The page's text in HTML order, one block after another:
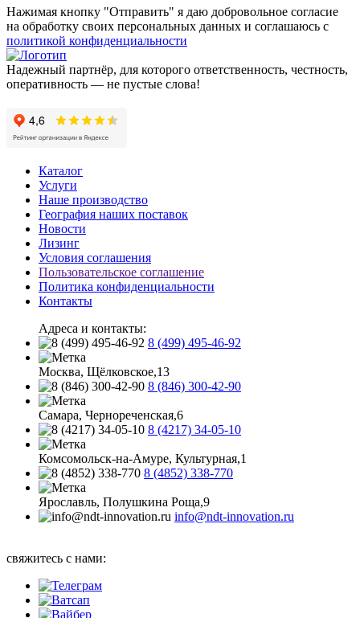
Нажимая кнопку "Отправить" я даю добровольное согласие
на обработку своих персональных данных и соглашаюсь с
политикой конфиденциальности
Надежный партнёр, для которого ответственность, честность,
оперативность — не пустые слова!
Каталог
Услуги
Наше производство
География наших поставок
Новости
Лизинг
Условия соглашения
Пользовательское соглашение
Политика конфиденциальности
Контакты
Адреса и контакты:
8 (499) 495-46-92
Москва, Щёлковское,13
8 (846) 300-42-90
Самара, Чернореченская,6
8 (4217) 34-05-10
Комсомольск-на-Амуре, Культурная,1
8 (4852) 338-770
Ярославль, Полушкина Роща,9
info@ndt-innovation.ru
свяжитесь с нами: